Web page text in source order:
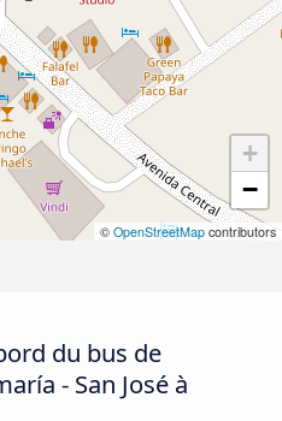
+
−
© OpenStreetMap contributors
du bus de
- San José à